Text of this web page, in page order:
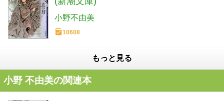
小野不由美
10608
もっと見る
小野 不由美の関連本